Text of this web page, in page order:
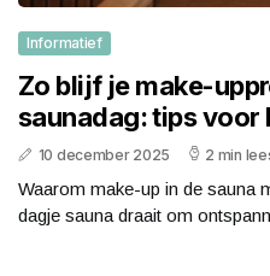
Informatief
Zo blijf je make-
saunadag: tips voor
10 december 2025 2 min
Waarom make-up in de sauna
dagje sauna draait om